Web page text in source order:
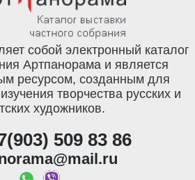
собой электронный каталог
Артпанорама и является
ресурсом, созданным для
творчества русских и
художников.
509 83 86